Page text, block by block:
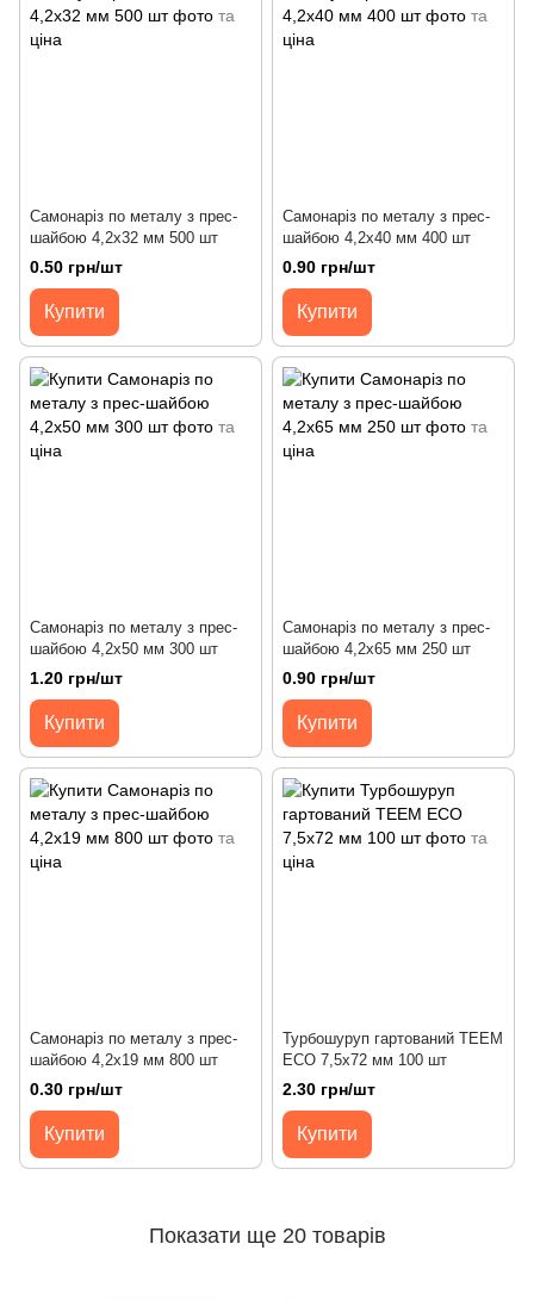
Самонаріз по металу з прес-
шайбою 4,2х32 мм 500 шт
0.50 грн/шт
Купити
Самонаріз по металу з прес-
шайбою 4,2х40 мм 400 шт
0.90 грн/шт
Купити
Самонаріз по металу з прес-
шайбою 4,2х50 мм 300 шт
1.20 грн/шт
Купити
Самонаріз по металу з прес-
шайбою 4,2х65 мм 250 шт
0.90 грн/шт
Купити
Самонаріз по металу з прес-
шайбою 4,2х19 мм 800 шт
0.30 грн/шт
Купити
Турбошуруп гартований ТЕЕМ
ЕСО 7,5х72 мм 100 шт
2.30 грн/шт
Купити
Показати ще 20 товарів